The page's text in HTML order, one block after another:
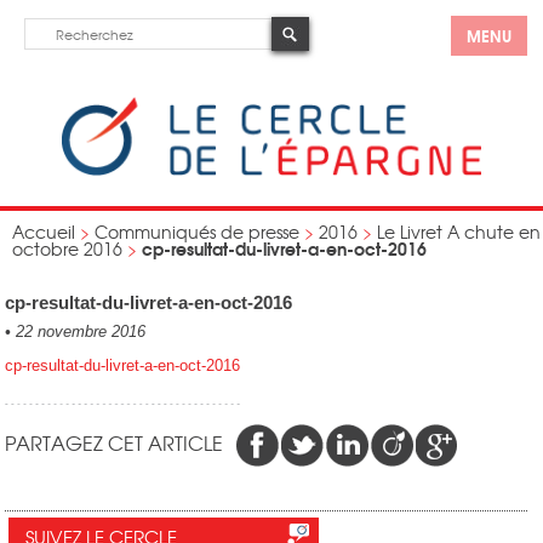
MENU
Accueil > Communiqués de presse > 2016 > Le Livret A chute en
octobre 2016 > cp-resultat-du-livret-a-en-oct-2016
cp-resultat-du-livret-a-en-oct-2016
• 22 novembre 2016
cp-resultat-du-livret-a-en-oct-2016
PARTAGEZ CET ARTICLE
SUIVEZ LE CERCLE